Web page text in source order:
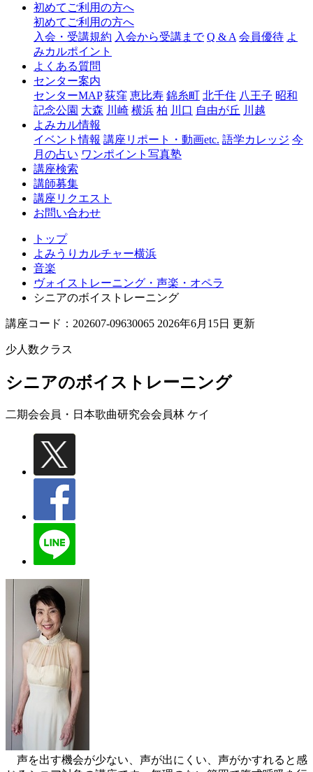
ャ
浜
初めてご利用の方へ
初めてご利用の方へ
入会・受講規約 入会から受講まで Q & A 会員優待 よ
みカルポイント
よくある質問
センター案内
センターMAP 荻窪 恵比寿 錦糸町 北千住 八王子 昭和
記念公園 大森 川崎 横浜 柏 川口 自由が丘 川越
よみカル情報
イベント情報 講座リポート・動画etc. 語学カレッジ 今
月の占い ワンポイント写真塾
講座検索
講師募集
講座リクエスト
お問い合わせ
トップ
よみうりカルチャー横浜
音楽
ヴォイストレーニング・声楽・オペラ
シニアのボイストレーニング
講座コード：202607-09630065 2026年6月15日 更新
少人数クラス
シニアのボイストレーニング
二期会会員・日本歌曲研究会会員林 ケイ
声を出す機会が少ない、声が出にくい、声がかすれると感